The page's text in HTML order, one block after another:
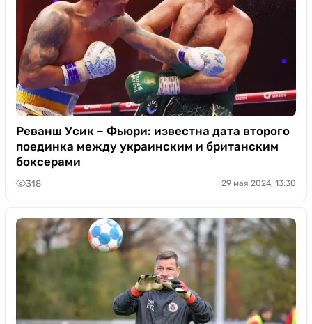
Реванш Усик – Фьюри: известна дата второго
поединка между украинским и британским
боксерами
318 29 мая 2024, 13:30